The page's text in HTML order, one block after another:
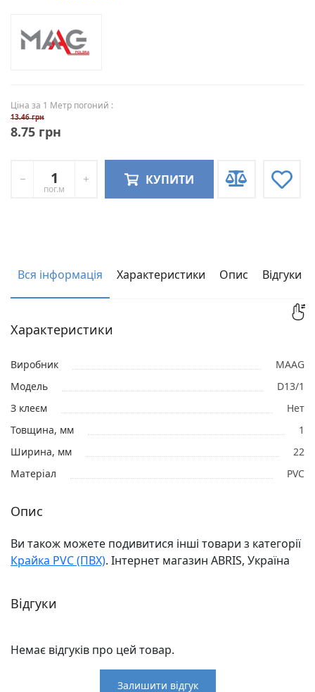
Ціна за 1 Метр погоний :
13.46 грн
8.75 грн
пог.м
КУПИТИ
Вся інформація Характеристики Опис Відгуки
Характеристики
Виробник
MAAG
Модель
D13/1
З клеєм
Нет
Товщина, мм
1
Ширина, мм
22
Матеріал
PVC
Опис
Ви також можете подивитися інші товари з категорії
Крайка PVC (ПВХ). Інтернет магазин ABRIS, Україна
Відгуки
Немає відгуків про цей товар.
Залишити відгук